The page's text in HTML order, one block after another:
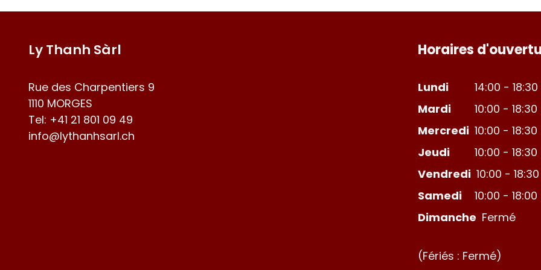
Ly Thanh Sàrl
Rue des Charpentiers 9
1110 MORGES
Tel: +41 21 801 09 49
info@lythanhsarl.ch
Horaires
Lundi
14:00 - 18:30
Mardi
10:00 - 18:30
Mercredi 10:00 - 18:30
Jeudi
10:00 - 18:30
Vendredi 10:00 - 18:30
Samedi
10:00 - 18:00
Dimanche Fermé
(Fériés : Fermé)